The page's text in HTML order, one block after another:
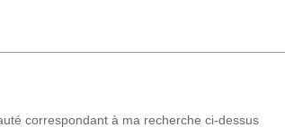
correspondant à ma recherche ci-dessus